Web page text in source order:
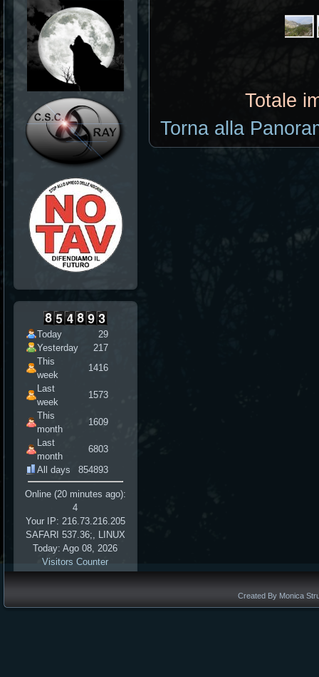
Today
29
Yesterday
217
This
week
1416
Last
week
1573
This
month
1609
Last
month
6803
All days
854893
Online (20 minutes ago):
4
Your IP: 216.73.216.205
SAFARI 537.36;, LINUX
Today: Ago 08, 2026
Visitors Counter
Totale
Torna alla
Created By Monica